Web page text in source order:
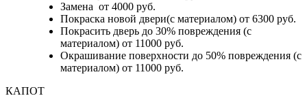
Замена от 4000 руб.
Покраска новой двери(с материалом) от 6300 руб.
Покрасить дверь до 30% повреждения (с
материалом) от 11000 руб.
Окрашивание поверхности до 50% повреждения (с
материалом) от 11000 руб.
КАПОТ